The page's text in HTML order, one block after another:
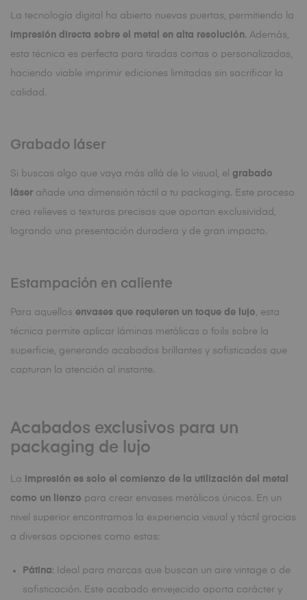
La tecnología digital ha abierto nuevas puertas, permitiendo la
impresión directa sobre el metal en alta resolución. Además,
esta técnica es perfecta para tiradas cortas o personalizadas,
haciendo viable imprimir ediciones limitadas sin sacrificar la
calidad.
Grabado láser
Si buscas algo que vaya más allá de lo visual, el grabado
láser añade una dimensión táctil a tu packaging. Este proceso
crea relieves o texturas precisas que aportan exclusividad,
logrando una presentación duradera y de gran impacto.
Estampación en caliente
Para aquellos envases que requieren un toque de lujo, esta
técnica permite aplicar láminas metálicas o foils sobre la
superficie, generando acabados brillantes y sofisticados que
capturan la atención al instante.
Acabados exclusivos para un
packaging de lujo
La
impresión es solo el comienzo de la utilización del metal
como un lienzo para crear envases metálicos únicos. En un
nivel superior encontramos la experiencia visual y táctil gracias
a diversas opciones como estas:
Pátina: Ideal para marcas que buscan un aire vintage o de
sofisticación. Este acabado envejecido aporta carácter y